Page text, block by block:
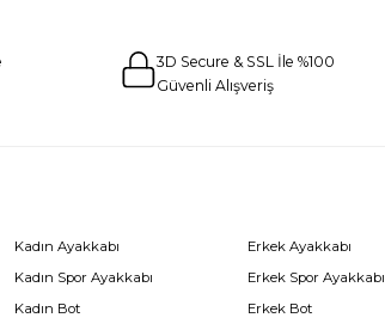
3D Secure & SSL İle %100
Güvenli Alışveriş
Kadın Ayakkabı
Kadın Spor Ayakkabı
Kadın Bot
Erkek Ayakkabı
Erkek Spor Ayakkabı
Erkek Bot